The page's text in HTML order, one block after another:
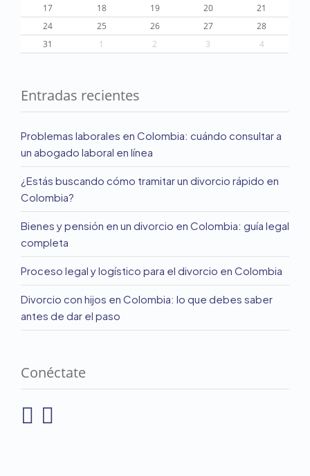
17
18 19 20
21
24
25 26 27
28
31
1 2 3 4
Entradas recientes
Problemas laborales en Colombia: cuándo consultar a
un abogado laboral en línea
¿Estás buscando cómo tramitar un divorcio rápido en
Colombia?
Bienes y pensión en un divorcio en Colombia: guía legal
completa
Proceso legal y logístico para el divorcio en Colombia
Divorcio con hijos en Colombia: lo que debes saber
antes de dar el paso
Conéctate